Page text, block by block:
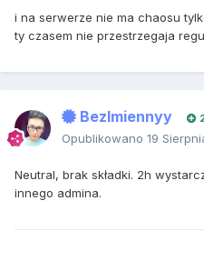
i na serwerze nie ma chaosu
ty czasem nie przestrzegaja
BezImiennyy
Opublikowano 19
Neutral, brak składki. 2h
innego admina.